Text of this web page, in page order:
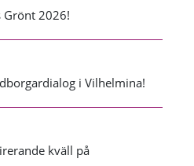
2026!
i Vilhelmina!
kväll på